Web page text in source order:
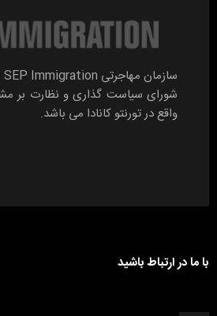
شورای سیاست گذاری و نظارت بر
واقع در تورنتو کانادا می باشد.
با ما در ارتباط باشید